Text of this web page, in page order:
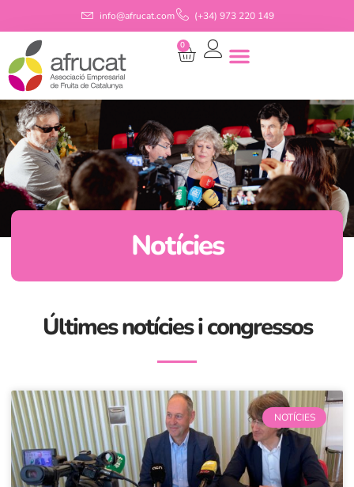
info@afrucat.com (+34) 973 220 149
0
Notícies
Últimes notícies i congressos
NOTÍCIES